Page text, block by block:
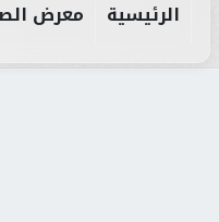
الرئيسية معرض